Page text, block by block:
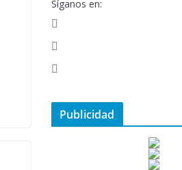
Síganos en:
Publicidad